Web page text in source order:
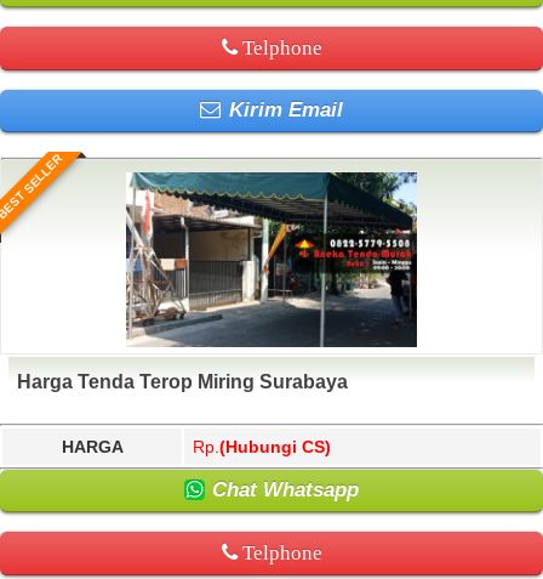
Telphone
Kirim Email
SELLER
Harga Tenda Terop Miring Surabaya
HARGA Rp. (Hubungi CS)
Chat Whatsapp
Telphone